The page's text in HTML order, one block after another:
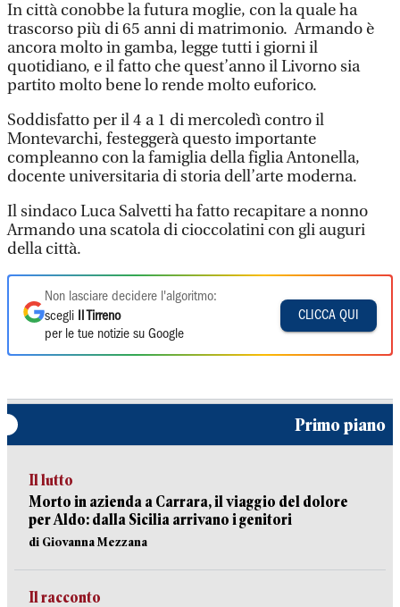
In città conobbe la futura moglie, con la quale ha
trascorso più di 65 anni di matrimonio. Armando è
ancora molto in gamba, legge tutti i giorni il
quotidiano, e il fatto che quest’anno il Livorno sia
partito molto bene lo rende molto euforico.
Soddisfatto per il 4 a 1 di mercoledì contro il
Montevarchi, festeggerà questo importante
compleanno con la famiglia della figlia Antonella,
docente universitaria di storia dell’arte moderna.
Il sindaco Luca Salvetti ha fatto recapitare a nonno
Armando una scatola di cioccolatini con gli auguri
della città.
Non lasciare decidere l'algoritmo:
scegli
Il Tirreno
per le tue notizie su Google
CLICCA QUI
Primo piano
Il lutto
Morto in azienda a Carrara, il viaggio del dolore
per Aldo: dalla Sicilia arrivano i genitori
di Giovanna Mezzana
Il racconto